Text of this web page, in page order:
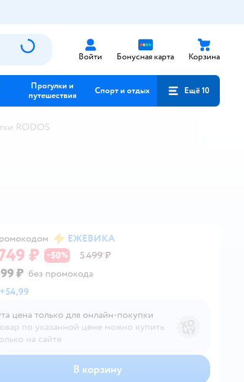
Войти Бонусная карта Корзина
Прогулки и
путешествия
Спорт и отдых Ещё 10
RODOS
ЕЖЕВИКА
₽ −50% 5 499 ₽
₽ без промокода
+54,99
цена только для онлайн‑покупки
по указанной цене можно купить
на сайте
В корзину